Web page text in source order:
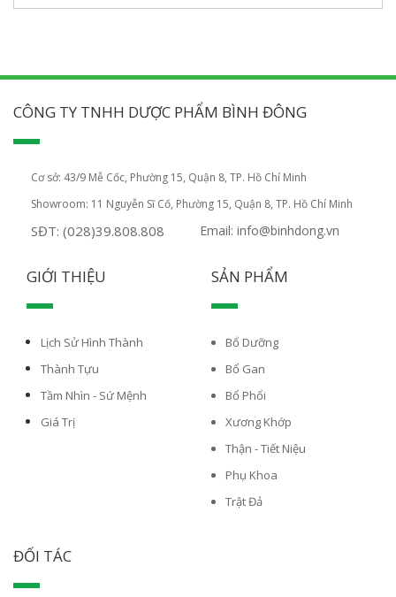
CÔNG TY TNHH DƯỢC PHẨM BÌNH ĐÔNG
Cơ sở: 43/9 Mễ Cốc, Phường 15, Quận 8, TP. Hồ Chí Minh
Showroom: 11 Nguyễn Sĩ Cố, Phường 15, Quận 8, TP. Hồ Chí Minh
SĐT: (028)39.808.808 Email: info@binhdong.vn
GIỚI THIỆU
Lịch Sử Hình Thành
Thành Tựu
Tầm Nhìn - Sứ Mệnh
Giá Trị
SẢN PHẨM
Bổ Dưỡng
Bổ Gan
Bổ Phổi
Xương Khớp
Thận - Tiết Niệu
Phụ Khoa
Trật Đả
ĐỐI TÁC